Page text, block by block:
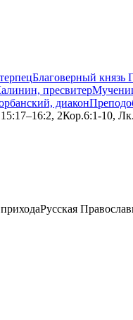
Благоверный князь
пресвитер
диакон
2Кор.6:1-10,
Русская